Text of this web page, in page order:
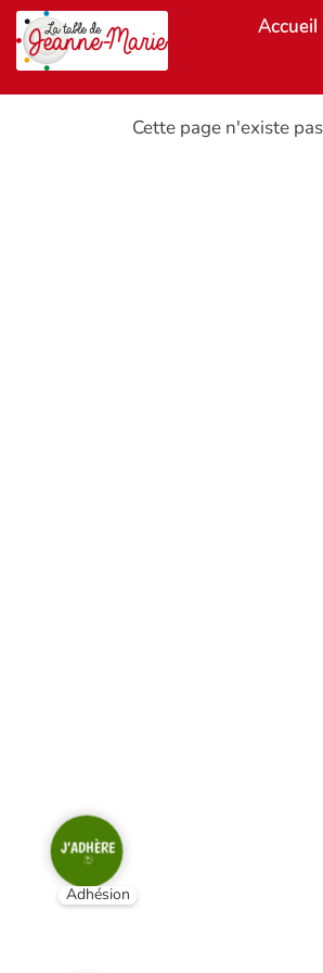
Aller au contenu principal Accueil
Cette page n'existe
Adhésion